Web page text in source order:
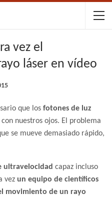
vez el
láser en vídeo
que los fotones de luz
nuestros ojos. El problema
se mueve demasiado rápido,
ultravelocidad capaz incluso
vez un equipo de científicos
movimiento de un rayo